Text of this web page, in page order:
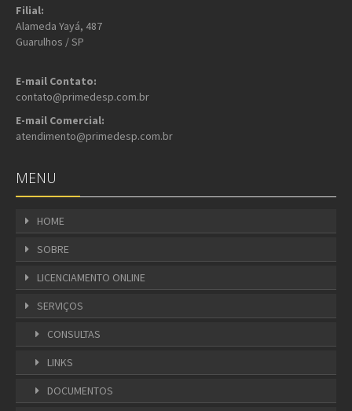
Filial:
Alameda Yayá, 487
Guarulhos / SP
E-mail Contato:
contato@primedesp.com.br
E-mail Comercial:
atendimento@primedesp.com.br
MENU
HOME
SOBRE
LICENCIAMENTO ONLINE
SERVIÇOS
CONSULTAS
LINKS
DOCUMENTOS